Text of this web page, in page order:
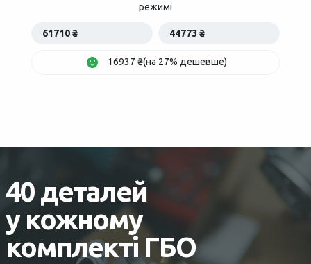
режимі
61710 ₴ 44773 ₴
16937 ₴(на 27% дешевше)
40 деталей
у кожному
комплекті ГБО